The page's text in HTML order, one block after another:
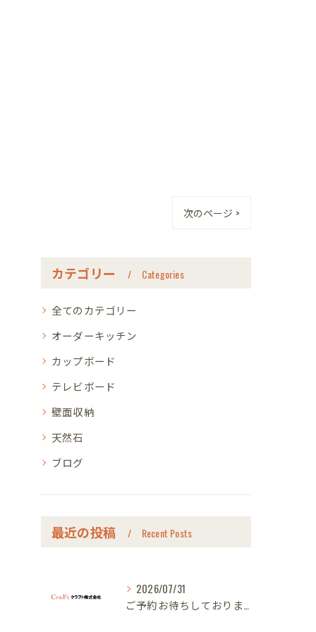
次のページ >
カテゴリー Categories
全てのカテゴリー
オーダーキッチン
カップボード
テレビボード
壁面収納
天然石
ブログ
最近の投稿 Recent Posts
2026/07/31
ご予約お待ちしております｜名古屋のオーダー家具ならクラフト